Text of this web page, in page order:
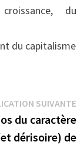
du
du capitalisme
SUIVANTE
du caractère
dérisoire) de